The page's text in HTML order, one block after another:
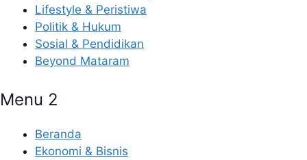
Lifestyle & Peristiwa
Politik & Hukum
Sosial & Pendidikan
Beyond Mataram
Menu 2
Beranda
Ekonomi & Bisnis